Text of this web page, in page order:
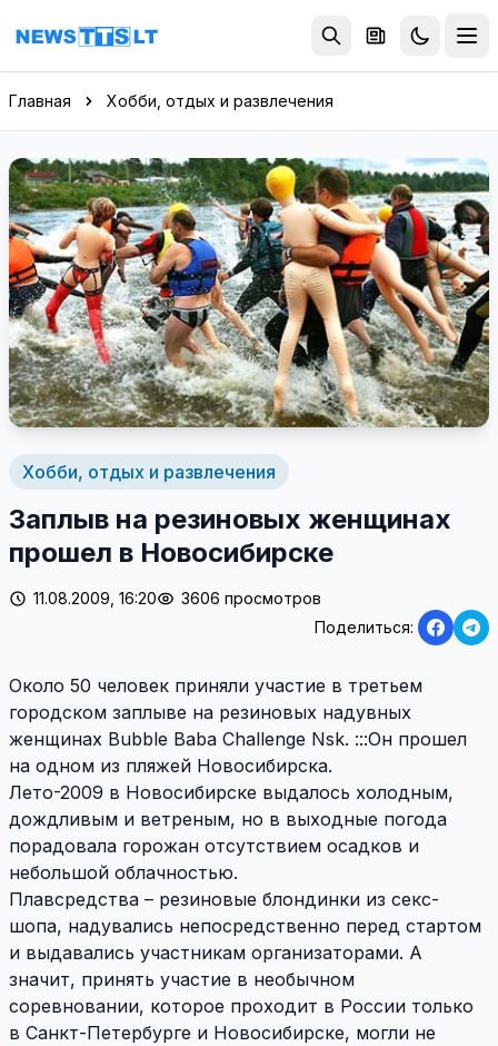
Перейти к содержимому
Главная Хобби, отдых и развлечения
Хобби, отдых и развлечения
Заплыв на резиновых женщинах
прошел в Новосибирске
11.08.2009, 16:20
3606 просмотров
Поделиться:
Около 50 человек приняли участие в третьем
городском заплыве на резиновых надувных
женщинах Bubble Baba Challenge Nsk. :::Он прошел
на одном из пляжей Новосибирска.
Лето-2009 в Новосибирске выдалось холодным,
дождливым и ветреным, но в выходные погода
порадовала горожан отсутствием осадков и
небольшой облачностью.
Плавсредства – резиновые блондинки из секс-
шопа, надувались непосредственно перед стартом
и выдавались участникам организаторами. А
значит, принять участие в необычном
соревновании, которое проходит в России только
в Санкт-Петербурге и Новосибирске, могли не